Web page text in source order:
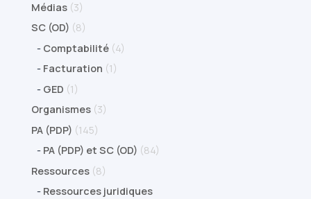
Médias (3)
SC (OD) (8)
- Comptabilité (4)
- Facturation (1)
- GED (1)
Organismes (3)
PA (PDP) (145)
- PA (PDP) et SC (OD) (84)
Ressources (8)
- Ressources juridiques